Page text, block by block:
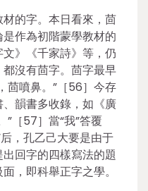
的字。本日看來，茴
作為初階蒙學教材的
文》《千家詩》等，仍
沒有茴字。茴字最早
茴噴鼻。”［56］今存
韻書多收錄，如《廣
”［57］當“我”答覆
，孔乙己大要是由于
回字的四樣寫法的題
，即科舉正字之學。